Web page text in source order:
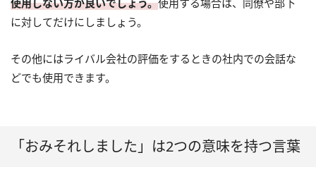
に対してだけにしましょう。
その他にはライバル会社の評価をするときの社内での会話な
どでも使用できます。
「おみそれしました」は2つの意味を持つ言葉